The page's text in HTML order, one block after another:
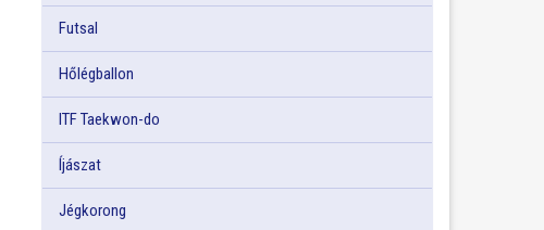
Futsal
Hőlégballon
ITF Taekwon-do
Íjászat
Jégkorong